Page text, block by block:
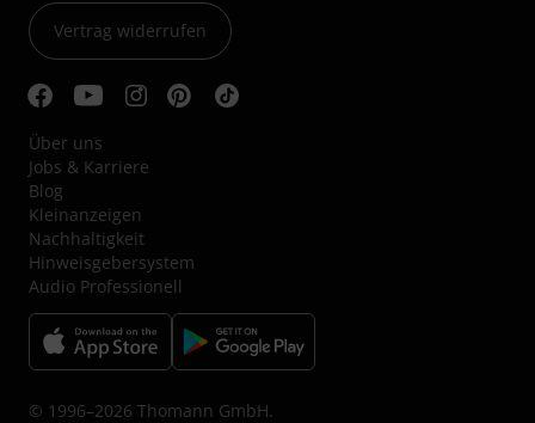
Vertrag widerrufen
Über uns
Jobs & Karriere
Blog
Kleinanzeigen
Nachhaltigkeit
Hinweisgebersystem
Audio Professionell
© 1996–2026 Thomann GmbH.